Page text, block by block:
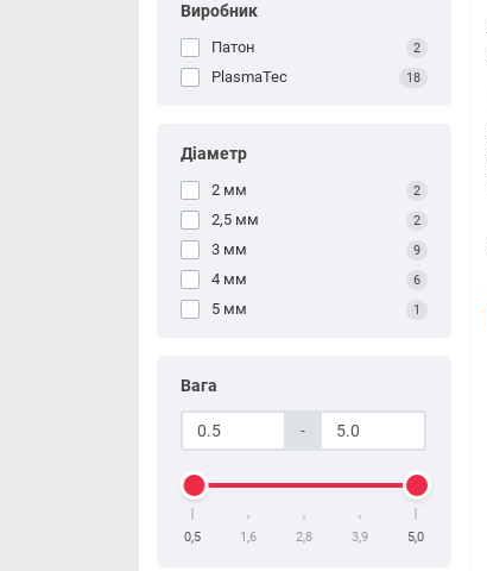
Виробник
Патон 2
PlasmaTec 18
Діаметр
2 мм 2
2,5 мм 2
3 мм 9
4 мм 6
5 мм 1
Вага
-
0,5 1,6 2,8 3,9 5,0